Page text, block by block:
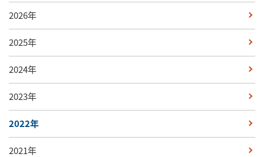
2026年
2025年
2024年
2023年
2022年
2021年